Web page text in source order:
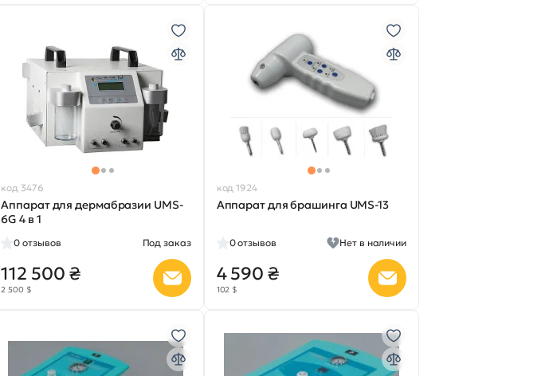
код 3476
Аппарат для дермабразии UMS-
6G 4 в 1
0отзывов Под заказ
112 500 ₴
2 500 $
код 1924
Аппарат для брашинга UMS-13
0отзывов Нет в наличии
4 590 ₴
102 $